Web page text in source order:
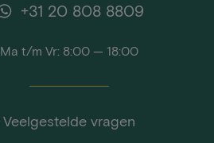
+31 20 808 8809
Ma t/m Vr: 8:00 — 18:00
Veelgestelde vragen